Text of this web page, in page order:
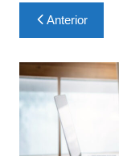
Navegação
de
Post
Anterior